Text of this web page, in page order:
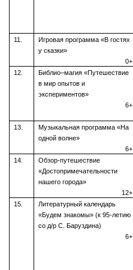
11.
Игровая программа «В гостях
у сказки»
0+
12.
Библио–магия «Путешествие
в мир опытов и
экспериментов»
6+
13.
Музыкальная программа «На
одной волне»
6+
14.
Обзор-путешествие
«Достопримечательности
нашего города»
12+
15.
Литературный календарь
«Будем знакомы» (к 95-летию
со д/р С. Баруздина)
6+